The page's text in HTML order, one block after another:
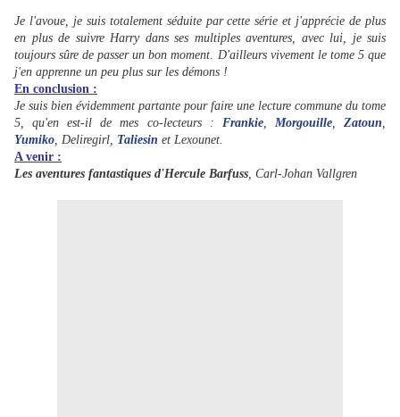
Je l'avoue, je suis totalement séduite par cette série et j'apprécie de plus
en plus de suivre Harry dans ses multiples aventures, avec lui, je suis
toujours sûre de passer un bon moment. D'ailleurs vivement le tome 5 que
j'en apprenne un peu plus sur les démons !
En conclusion :
Je suis bien évidemment partante pour faire une lecture commune du tome
5, qu'en est-il de mes co-lecteurs : Frankie, Morgouille,Zatoun,
Yumiko, Deliregirl, Taliesin et Lexounet.
A venir :
Les aventures fantastiques d'Hercule Barfuss, Carl-Johan Vallgren